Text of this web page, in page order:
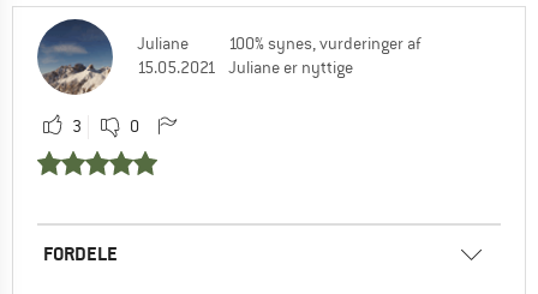
Juliane
15.05.2021
100% synes, vurderinger af
Juliane er nyttige
3 0
FORDELE